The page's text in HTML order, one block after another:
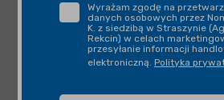
Wyrażam zgodę na
danych osobowych przez
K. z siedzibą w Straszynie
Rekcin) w celach
przesyłanie informacji
elektroniczną. Polityka